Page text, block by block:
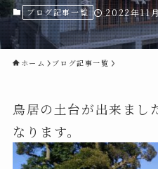
ブログ記事一覧 2022年11
ホーム ブログ記事一覧
鳥居の土台が出来まし
なります。